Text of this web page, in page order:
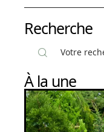
Recherche
À la une